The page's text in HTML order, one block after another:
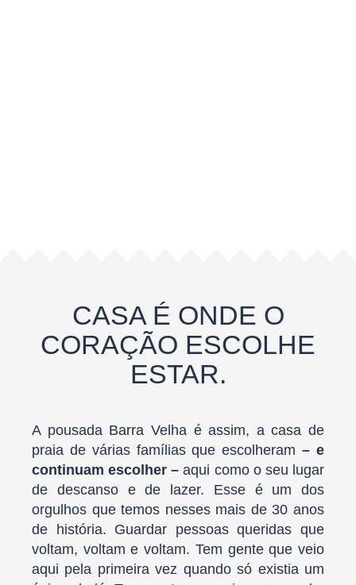
CASA É ONDE O
CORAÇÃO ESCOLHE
ESTAR.
A pousada Barra Velha é assim, a casa de
praia de várias famílias que escolheram– e
continuam escolher – aqui como o seu lugar
de descanso e de lazer. Esse é um dos
orgulhos que temos nesses mais de 30 anos
de história. Guardar pessoas queridas que
voltam, voltam e voltam. Tem gente que veio
aqui pela primeira vez quando só existia um